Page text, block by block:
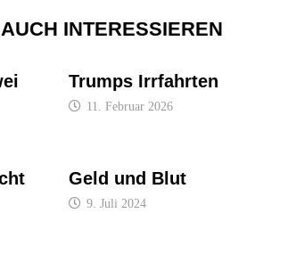
INTERESSIEREN
Trumps Irrfahrten
11. Februar 2026
Geld und Blut
9. Juli 2024